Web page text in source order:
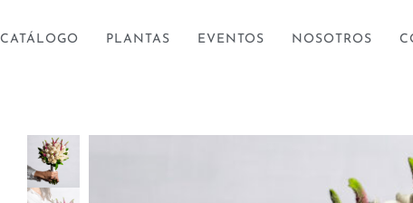
CATÁLOGO PLANTAS EVENTOS NOSOTROS